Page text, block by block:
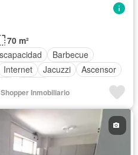
70 m²
Barbecue
Internet Jacuzzi
Ascensor
Inmobiliario